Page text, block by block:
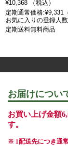
¥10,368 （税込）
定期通常価格:¥9,331
お気に入りの登録人
定期送料無料商品